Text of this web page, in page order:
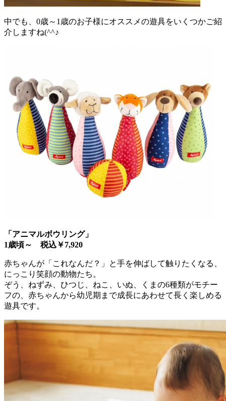
中でも、0歳～1歳のお子様にオススメの遊具をいくつかご紹
介しますね(^^♪
「アニマルボウリング」
1歳頃～ 税込￥7,920
赤ちゃんが「これなんだ？」と手を伸ばして触りたくなる、
にっこり笑顔の動物たち。
ぞう、ねずみ、ひつじ、ねこ、いぬ、くまの6種類がモチー
フの、赤ちゃんから幼児期まで成長にあわせて長く楽しめる
遊具です。